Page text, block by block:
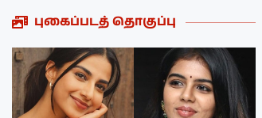
புகைப்படத் தொகுப்பு